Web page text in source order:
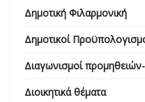
Δημοτική Φιλαρμονική
Δημοτικοί
Διαγωνισμοί
Διοικητικά θέματα